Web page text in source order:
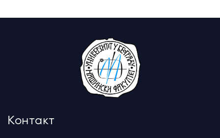
Контакт